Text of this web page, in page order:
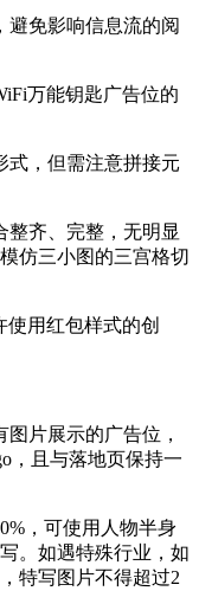
避免影响信息流的阅
万能钥匙广告位的
式，但需注意拼接元
整齐、完整，无明显
仿三小图的三宫格切
使用红包样式的创
片展示的广告位，
，且与落地页保持一
，可使用人物半身
。如遇特殊行业，如
特写图片不得超过2